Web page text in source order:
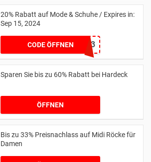
20% Rabatt auf Mode & Schuhe / Expires in:
Sep 15, 2024
CODE ÖFFNEN11173
Sparen Sie bis zu 60% Rabatt bei Hardeck
ÖFFNEN
Bis zu 33% Preisnachlass auf Midi Röcke für
Damen